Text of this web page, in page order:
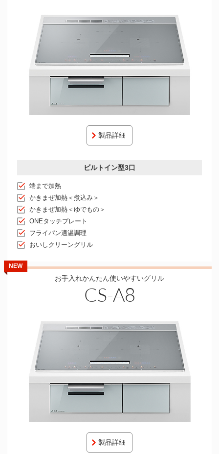
製品詳細
ビルトイン型3口
端まで加熱
かきまぜ加熱＜煮込み＞
かきまぜ加熱＜ゆでもの＞
ONEタッチプレート
フライパン適温調理
おいしクリーングリル
NEW
お手入れかんたん使いやすいグリル
CS-A8
製品詳細